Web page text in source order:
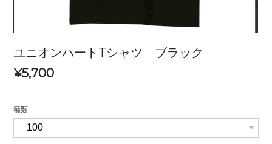
ユニオンハートTシャツ ブラック
¥5,700
種類